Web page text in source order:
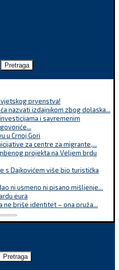
Pretraga
prvenstva!
nazvati izdajnikom zbog dolaska...
i savremenim
u Crnoj Gori
za centre za migrante,...
projekta na Veljem brdu
s Dajkovićem više bio turistička
ni usmeno ni pisano mišljenje...
eura
ne briše identitet – ona pruža...
Pretraga